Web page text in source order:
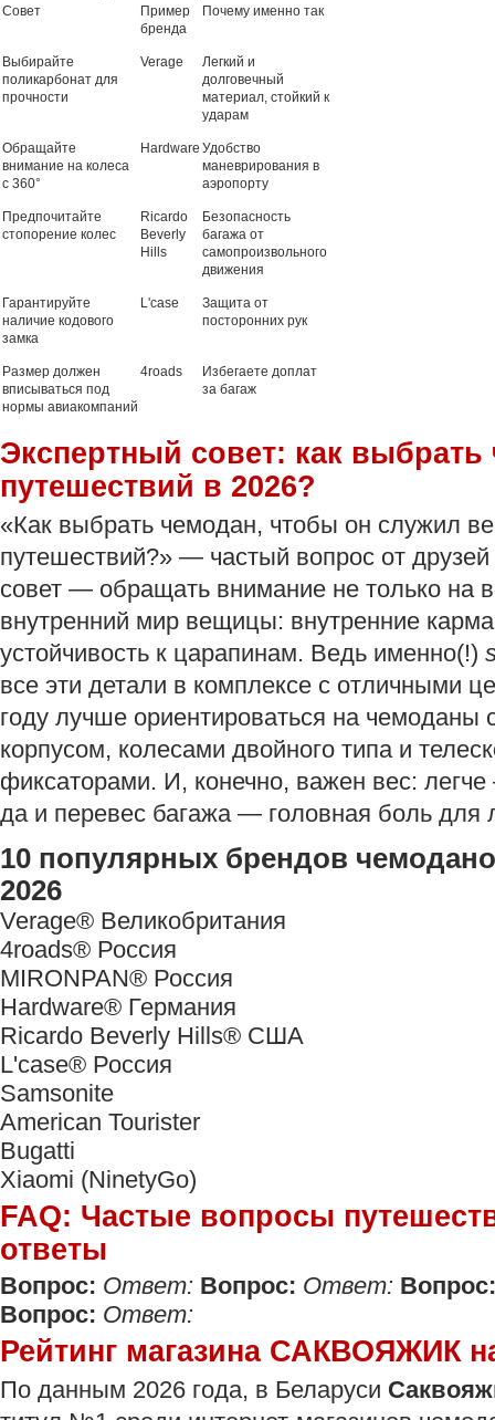
Совет
Пример
бренда
Почему именно так
Выбирайте
поликарбонат для
прочности
Verage
Легкий и
долговечный
материал, стойкий к
ударам
Обращайте
внимание на колеса
с 360°
Hardware Удобство
маневрирования в
аэропорту
Предпочитайте
стопорение колес
Ricardo
Beverly
Hills
Безопасность
багажа от
самопроизвольного
движения
Гарантируйте
наличие кодового
замка
L'case
Защита от
посторонних рук
Размер должен
вписываться под
нормы авиакомпаний
4roads
Избегаете доплат
за багаж
Экспертный совет: как
путешествий в 2026?
«Как выбрать чемодан, чтобы он служил
путешествий?» — частый вопрос от
совет — обращать внимание не только на
внутренний мир вещицы: внутренние
устойчивость к царапинам. Ведь именно(!)
все эти детали в комплексе с отличными
году лучше ориентироваться на чемоданы
корпусом, колесами двойного типа и
фиксаторами. И, конечно, важен вес:
да и перевес багажа — головная боль для
10 популярных брендов
2026
Verage®️ Великобритания
4roads®️ Россия
MIRONPAN®️ Россия
Hardware®️ Германия
Ricardo Beverly Hills®️ США
L'case®️ Россия
Samsonite
American Tourister
Bugatti
Xiaomi (NinetyGo)
FAQ: Частые вопросы
ответы
Вопрос: Ответ: Вопрос: Ответ: Вопрос:
Вопрос: Ответ:
Рейтинг магазина САКВОЯЖИК
По данным 2026 года, в Беларуси